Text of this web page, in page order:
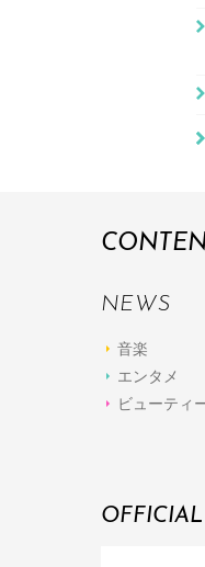
NEWS
音楽
エンタメ
ビューティ